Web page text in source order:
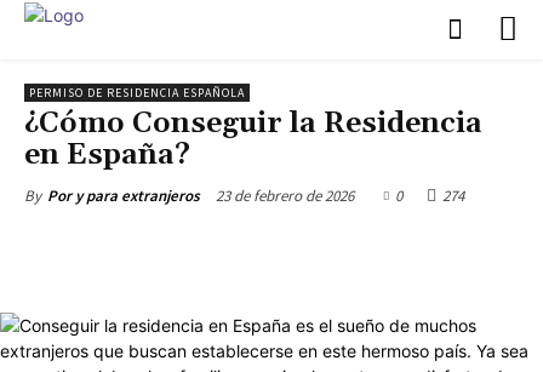
PERMISO DE RESIDENCIA ESPAÑOLA
¿Cómo Conseguir la Residencia
en España?
By Por y para extranjeros 23 de febrero de 2026 0 274